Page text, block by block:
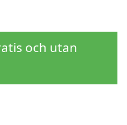
och utan